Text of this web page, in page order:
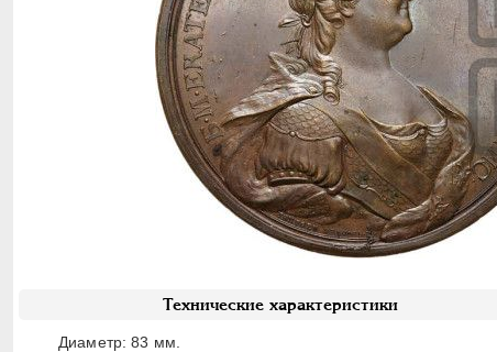
Технические характеристики
Диаметр: 83 мм.